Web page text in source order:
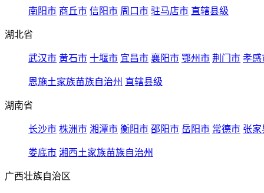
南阳市 商丘市 信阳市 周口市 驻马店市 直辖县级
湖北省
武汉市 黄石市 十堰市 宜昌市 襄阳市 鄂州市 荆门市 孝感
恩施土家族苗族自治州 直辖县级
湖南省
长沙市 株洲市 湘潭市 衡阳市 邵阳市 岳阳市 常德市 张家
娄底市 湘西土家族苗族自治州
广西壮族自治区